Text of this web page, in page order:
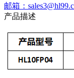
邮箱：
产品描述